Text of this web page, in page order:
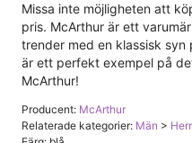
Missa inte möjligheten att
pris. McArthur är ett
trender med en klassisk
är ett perfekt exempel på
McArthur!
Producent: McArthur
Relaterade kategorier: Män > Herr